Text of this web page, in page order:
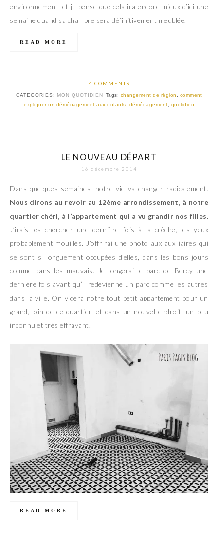
environnement, et je pense que cela ira encore mieux d’ici une
semaine quand sa chambre sera définitivement meublée.
READ MORE
4 COMMENTS
CATEGORIES: MON QUOTIDIEN Tags: changement de région
comment
expliquer un déménagement aux enfants
déménagement quotidien
LE NOUVEAU DÉPART
16 décembre 2014
Dans quelques semaines, notre vie va changer radicalement.
Nous dirons au revoir au 12ème arrondissement, à notre
quartier chéri, à l’appartement qui a vu grandir nos filles.
J’irais les chercher une dernière fois à la crèche, les yeux
probablement mouillés. J’offrirai une photo aux auxiliaires qui
se sont si longuement occupées d’elles, dans les bons jours
comme dans les mauvais. Je longerai le parc de Bercy une
dernière fois avant qu’il redevienne un parc comme les autres
dans la ville. On videra notre tout petit appartement pour un
grand, loin de ce quartier, et dans un nouvel endroit, un peu
inconnu et très effrayant.
READ MORE